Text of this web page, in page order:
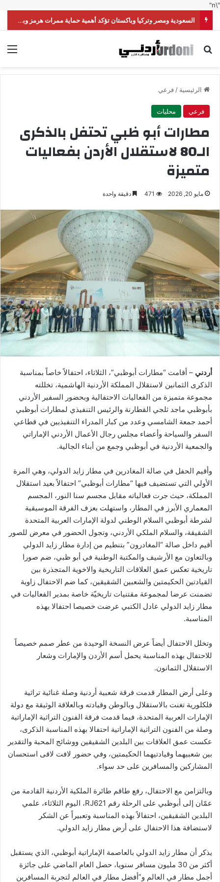
"\n"
السعودية ومصر وتركيا وباكستان تؤكد أهمية حماية ممرات هرمز وباب المندب
بحث عن
الرئيسية /فرعي
فرعي محليات
مطارات أبو ظبي تحتفل بالذكرى
الـ80 لاستقلال الأردن بفعاليات
متميزة
مايو 20, 2026 471 دقيقة واحدة
أردني – أقامت “مطارات أبوظبي”، الثلاثاء، احتفالاً خاصاً بمناسبة
الذكرى الثمانين لاستقلال المملكة الأردنية الهاشمية، تخللته
مجموعة متميزة من الفعاليات الاحتفالية وبحضور السفير الأردني
بأبوظبي ماجد ثلجي القطارنة والرئيس التنفيذي لمطارات أبوظبي
أحمد جمعة الشامسي وعدد من كبار المدراء التنفيذيين في قطاعي
السفر والسياحة وأعضاء مجلس رجال الأعمال الأردني الإماراتي
والجمعية الأردنية في أبوظبي وجمع من أبناء الجالية.
وأقيم الحفل في صالة المغادرين في مطار زايد الدولي، وهي المرة
الأولي التي تستضيف فيها “مطارات أبوظبي” احتفالاً بعيد استقلال
المملكة، حيث جرت فعالياته مقابل مجسم سنا النور، المجسم
المعماري الأبرز في المطار، واستهلت بعزف الفرقة الموسيقية
لشرطة أبوظبي السلام الوطني لدولة الإمارات العربية المتحدة
الشقيقة، والسلام الملكي الأردني، وتجول الحضور في معرض للصور
أقيم داخل صالة “المغادرون” بتنطيم من إدارة مطار زايد الدولي
وبالتعاون مع الأرشيف والمكتبة الوطنية في أبو ظبي، ضم صورا
تاريخية تعكس عمق العلاقات التاريخية والاخوية المتجذرة بين
القيادتين الحكيمتين والشعبين الشقيقين، كما ضم الاحتفال زاوية
تضمنت عرضا لمجموعة مقتنيات تاريخيّة خاصة بمدير الفعاليات في
مطار زايد الدولي عادل الكتبي عرضت خصيصا احتفالا بهذه
المناسبة.
وتخلل الاحتفال أيضاً عرض النسخة الوحيدة من عطر صمم خصيصاً
للاحتفال بهذه المناسبة يحمل أسم الأردن والإمارات وشعار
الاستقلال الثمانون.
وعلى أرض المطار قدمت فرقة شعبية أردنية وصلة غنائية تراثية
فلكلورية تغنت بالاستقلال وبالوطن وقيادته وبالعلاقة الوثيقة مع دولة
الإمارات العربية المتحدة، فيما قدمت فرقة الفنون التراثية الإماراتية
وصلة من الفنون التراثية الإماراتية احتفالا بهذه المناسبة الذكرى،
عكست عمق العلاقات بين البلدين الشقيقين ووشائج المحبة والتقدير
بين شعبيهما وقيادتيهما الحكيمتين، وفي حضور لافت لاقى استحسان
المشاركين والمسافرين على حد سواء.
وبالتزامن مع الاحتفال، رفع طاقم طائرة الملكية الأردنية القادمة من
عمّان إلى أبوظبي على الرحلة رقم RJ621، اليوم الثلاثاء، علمي
البلدين الشقيقين، احتفالاً بهذه المناسبة وتعبيراً عن الشكر
لاستضافة هذا الاحتفال على أرض مطار زايد الدولي.
يذكر أن مطار زايد الدولي بالعاصمة الإماراتية أبوظبي، الذي يستقبل
أكثر من 30 مليون مسافر سنويا، حصل العام الماضي على جائزة
أجمل مطار في العالم و”أفضل مطار في العالم لتجربة المسافرين